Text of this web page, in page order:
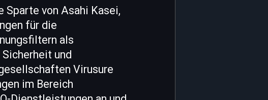
Sparte von Asahi Kasei,
für die
als
und
Virusure
im Bereich